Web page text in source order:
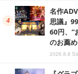
名作
思議』
60円、“
のお薦め
2026.8.8